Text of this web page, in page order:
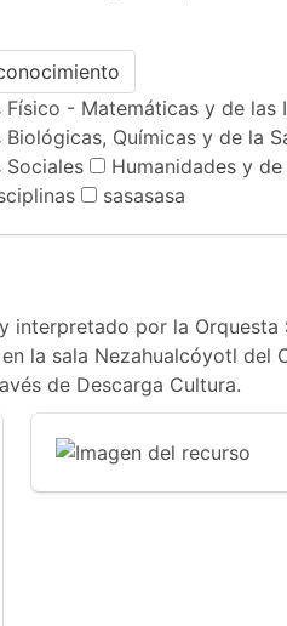
Físico - Matemáticas y de las
Biológicas, Químicas y de la
Sociales
Humanidades y
sasasasa
por la
la sala Nezahualcóyotl
de Descarga Cultura.